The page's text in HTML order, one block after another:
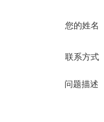
您的姓名
联系方式
问题描述